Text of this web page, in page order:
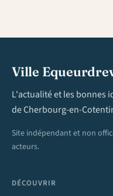
Ville
L'actualité et les bonnes
de Cherbourg-en-
Site indépendant et non
acteurs.
DÉCOUVRIR